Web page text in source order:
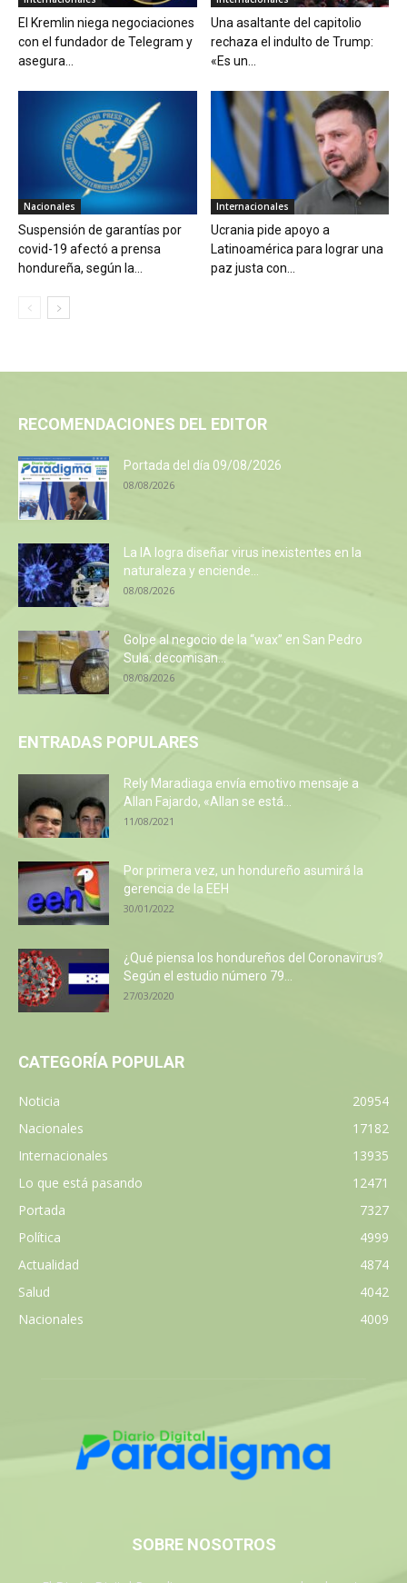
El Kremlin niega negociaciones
con el fundador de Telegram y
asegura...
Una asaltante del capitolio
rechaza el indulto de Trump:
«Es un...
Nacionales
Suspensión de garantías por
covid-19 afectó a prensa
hondureña, según la...
Internacionales
Ucrania pide apoyo a
Latinoamérica para lograr una
paz justa con...
RECOMENDACIONES DEL EDITOR
Portada del día 09/08/2026
08/08/2026
La IA logra diseñar virus inexistentes en la
naturaleza y enciende...
08/08/2026
Golpe al negocio de la “wax” en San Pedro
Sula: decomisan...
08/08/2026
ENTRADAS POPULARES
Rely Maradiaga envía emotivo mensaje a
Allan Fajardo, «Allan se está...
11/08/2021
Por primera vez, un hondureño asumirá la
gerencia de la EEH
30/01/2022
¿Qué piensa los hondureños del Coronavirus?
Según el estudio número 79...
27/03/2020
CATEGORÍA POPULAR
Noticia
20954
Nacionales
17182
Internacionales
13935
Lo que está pasando
12471
Portada
7327
Política
4999
Actualidad
4874
Salud
4042
Nacionales
4009
SOBRE NOSOTROS